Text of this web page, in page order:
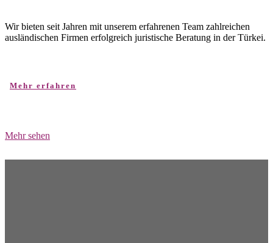
Wir bieten seit Jahren mit unserem erfahrenen Team zahlreichen
ausländischen Firmen erfolgreich juristische Beratung in der Türkei.
Mehr erfahren
Mehr sehen